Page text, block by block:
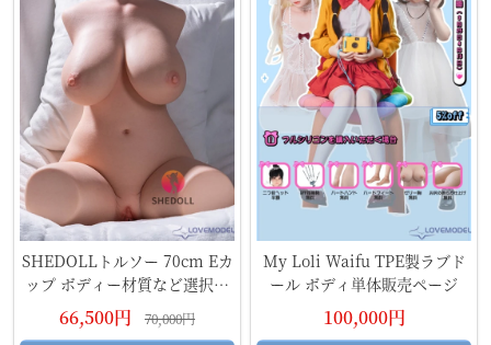
SHEDOLLトルソー 70cm Eカ
ップ ボディー材質など選択可
能ラブドール
66,500円 70,000円
My Loli Waifu TPE製ラブド
ール ボディ単体販売ページ
100,000円